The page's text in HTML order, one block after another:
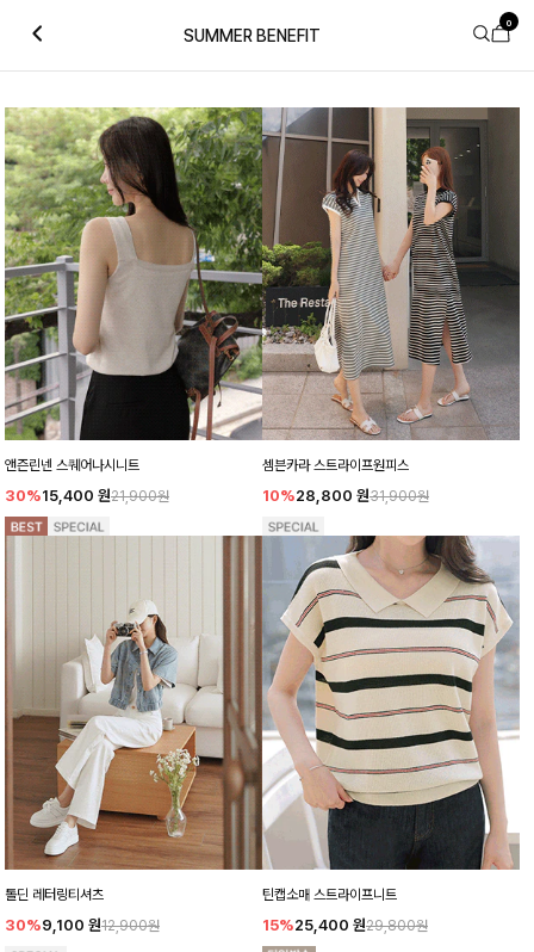
SUMMER BENEFIT
0
앤즌린넨 스퀘어나시니트
30%15,400 원21,900원
셈븐카라 스트라이프원피스
10%28,800 원31,900원
톨딘 레터링티셔츠
30%9,100 원12,900원
틴캡소매 스트라이프니트
15%25,400 원29,800원